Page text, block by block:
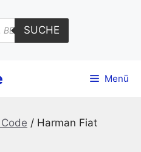
SUCHE
Menü
/ Harman Fiat